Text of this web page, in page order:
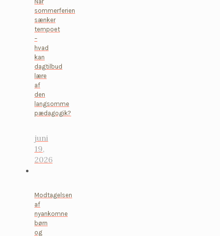
sommerferien
sænker
tempoet
–
hvad
kan
dagtilbud
lære
af
den
langsomme
pædagogik?
juni
19,
2026
Modtagelsen
af
nyankomne
børn
og